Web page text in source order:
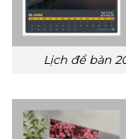
Lịch để bàn